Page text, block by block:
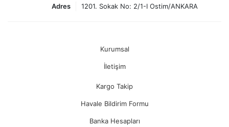
Adres 1201. Sokak No: 2/1-I Ostim/ANKARA
Kurumsal
İletişim
Kargo Takip
Havale Bildirim Formu
Banka Hesapları